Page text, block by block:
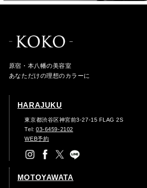
原宿・本八幡の美容室
あなただけの理想のカラーに
HARAJUKU
東京都渋谷区神宮前3-27-15 FLAG 2S
Tel:03-6459-2102
WEB予約
MOTOYAWATA